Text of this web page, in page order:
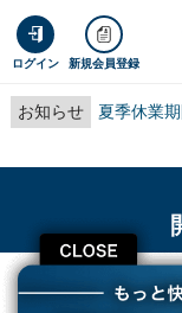
ログイン 新規会員登録
お知らせ 夏季休業